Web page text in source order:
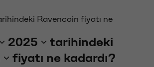
Ravencoin fiyatı ne
2025
tarihindeki
fiyatı ne kadardı?